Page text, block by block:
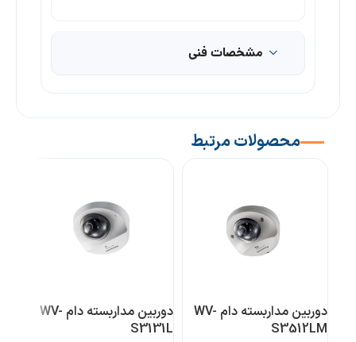
مشخصات فنی
محصولات مرتبط
دوربین مداربسته دام WV-
S3512LM
دوربین مداربسته دام WV-
S3131L